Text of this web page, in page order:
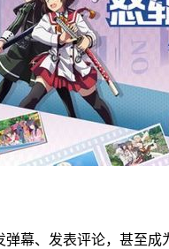
幕、发表评论，甚至